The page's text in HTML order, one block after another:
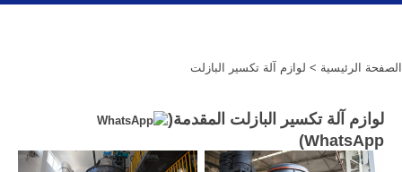
الصفحة الرئيسية > لوازم آلة تكسير البازلت
لوازم آلة تكسير البازلت المقدمة(
WhatsApp
)